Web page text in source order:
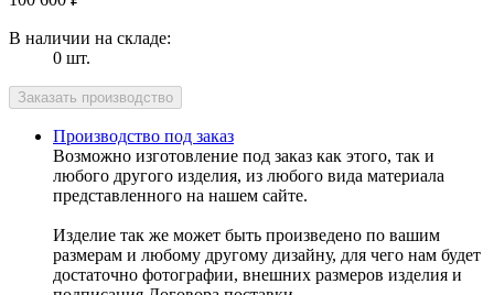
В наличии на складе:
0 шт.
Производство под заказ
Возможно изготовление под заказ как этого, так и
любого другого изделия, из любого вида материала
представленного на нашем сайте.
Изделие так же может быть произведено по вашим
размерам и любому другому дизайну, для чего нам будет
достаточно фотографии, внешних размеров изделия и